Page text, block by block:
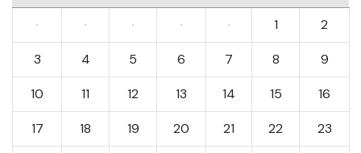
·
· · · · 1 2
3 4 5 6 7 8 9
10 11 12 13 14 15 16
17 18 19 20 21 22 23